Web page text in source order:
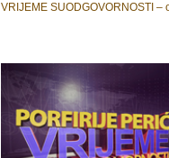
VRIJEME SUODGOVORNOSTI –